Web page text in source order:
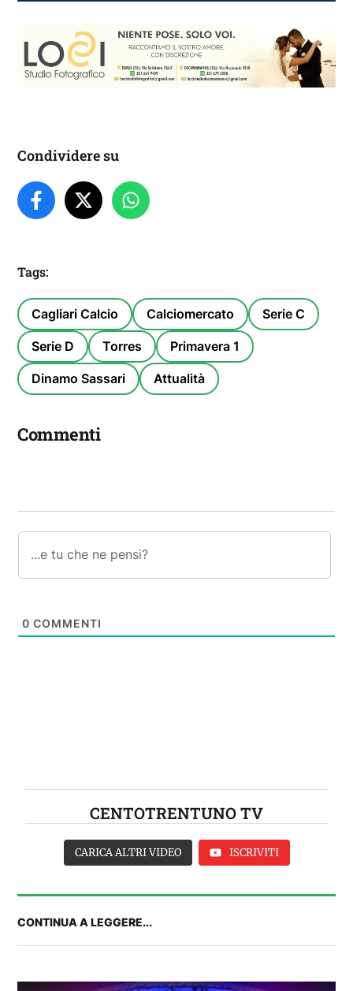
Condividere su
Tags:
Cagliari Calcio Calciomercato Serie C
Serie D Torres Primavera 1
Dinamo Sassari Attualità
Commenti
0 COMMENTI
CENTOTRENTUNO TV
CARICA ALTRI VIDEO ISCRIVITI
CONTINUA A LEGGERE...